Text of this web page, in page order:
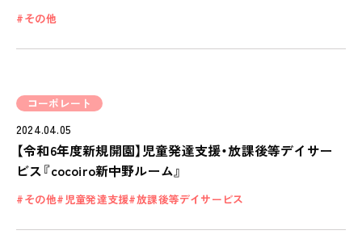
その他
コーポレート
2024.04.05
【令和6年度新規開園】児童発達支援・放課後等デイサー
ビス『cocoiro新中野ルーム』
その他 児童発達支援 放課後等デイサービス